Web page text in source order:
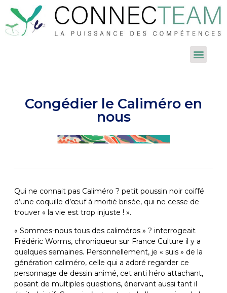
Congédier le Caliméro en
nous
Qui ne connait pas Caliméro ? petit poussin noir coiffé
d’une coquille d’œuf à moitié brisée, qui ne cesse de
trouver « la vie est trop injuste ! ».
« Sommes-nous tous des caliméros » ? interrogeait
Frédéric Worms, chroniqueur sur France Culture il y a
quelques semaines. Personnellement, je « suis » de la
génération caliméro, celle qui a adoré regarder ce
personnage de dessin animé, cet anti héro attachant,
posant de multiples questions, énervant aussi tant il